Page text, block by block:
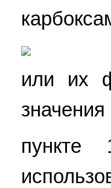
или их
значения